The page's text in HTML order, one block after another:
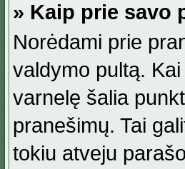
» Kaip prie savo
Norėdami prie
valdymo pultą.
varnelę šalia
pranešimų. Tai
tokiu atveju